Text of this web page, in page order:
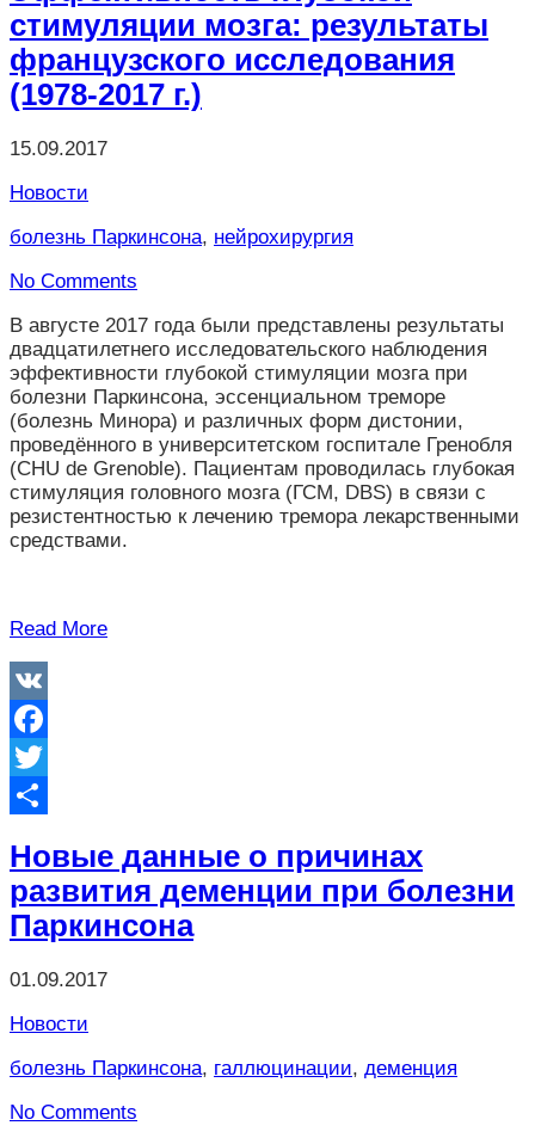
стимуляции мозга: результаты
французского исследования
(1978-2017 г.)
15.09.2017
Новости
болезнь Паркинсона, нейрохирургия
No Comments
В августе 2017 года были представлены результаты
двадцатилетнего исследовательского наблюдения
эффективности глубокой стимуляции мозга при
болезни Паркинсона, эссенциальном треморе
(болезнь Минора) и различных форм дистонии,
проведённого в университетском госпитале Гренобля
(CHU de Grenoble). Пациентам проводилась глубокая
стимуляция головного мозга (ГСМ, DBS) в связи с
резистентностью к лечению тремора лекарственными
средствами.
Read More
VK
Facebook
Twitter
Новые данные о причинах
развития деменции при болезни
Паркинсона
01.09.2017
Новости
болезнь Паркинсона, галлюцинации, деменция
No Comments